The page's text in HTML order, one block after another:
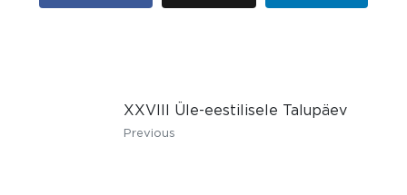
XXVIII Üle-eestilisele Talupäev
Previous